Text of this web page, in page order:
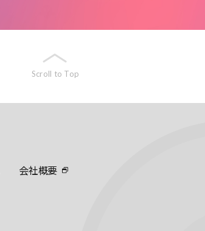
Scroll to Top
会社概要